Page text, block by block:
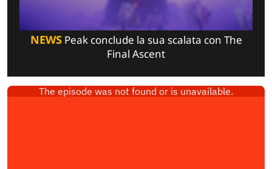
NEWSPeak conclude la sua scalata con The
Final Ascent